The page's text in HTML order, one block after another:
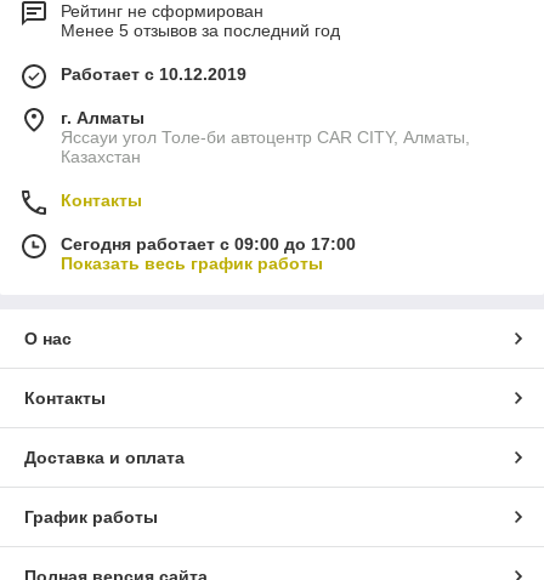
Рейтинг не сформирован
Менее 5 отзывов за последний год
Работает с 10.12.2019
г. Алматы
Яссауи угол Толе-би автоцентр CAR CITY, Алматы,
Казахстан
Контакты
Сегодня работает с 09:00 до 17:00
Показать весь график работы
О нас
Контакты
Доставка и оплата
График работы